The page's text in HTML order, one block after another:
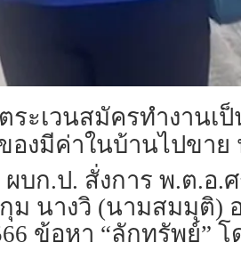
ระเวนสมัครทำงาน
องมีค่าในบ้านไปขา
บก.ป. สั่งการ พ.ต.อ.
นางวิ (นามสมมุติ)
ข้อหา “ลักทรัพย์”